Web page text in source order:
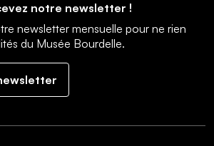
notre newsletter !
newsletter mensuelle pour ne rien
du Musée Bourdelle.